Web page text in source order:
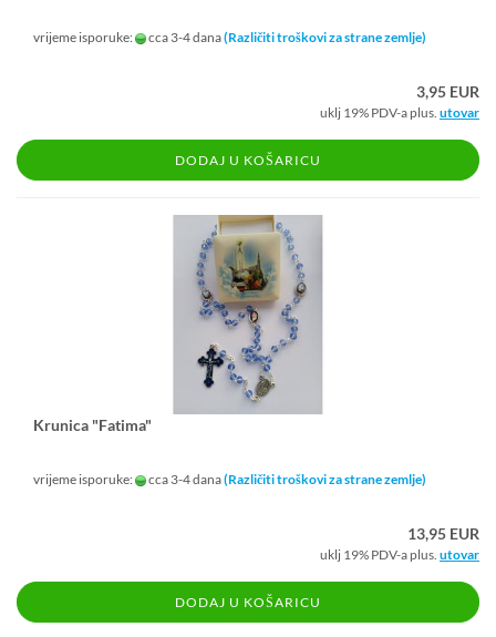
vrijeme isporuke: cca 3-4 dana(Različiti troškovi za strane zemlje)
3,95 EUR
uklj 19% PDV-a plus. utovar
DODAJ U KOŠARICU
Kru­ni­ca "Fa­ti­ma"
vrijeme isporuke: cca 3-4 dana(Različiti troškovi za strane zemlje)
13,95 EUR
uklj 19% PDV-a plus. utovar
DODAJ U KOŠARICU